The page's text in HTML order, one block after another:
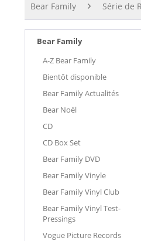
Bear Family Série de
Bear Family
A-Z Bear Family
Bientôt disponible
Bear Family Actualités
Bear Noël
CD
CD Box Set
Bear Family DVD
Bear Family Vinyle
Bear Family Vinyl Club
Bear Family Vinyl Test-
Pressings
Vogue Picture Records